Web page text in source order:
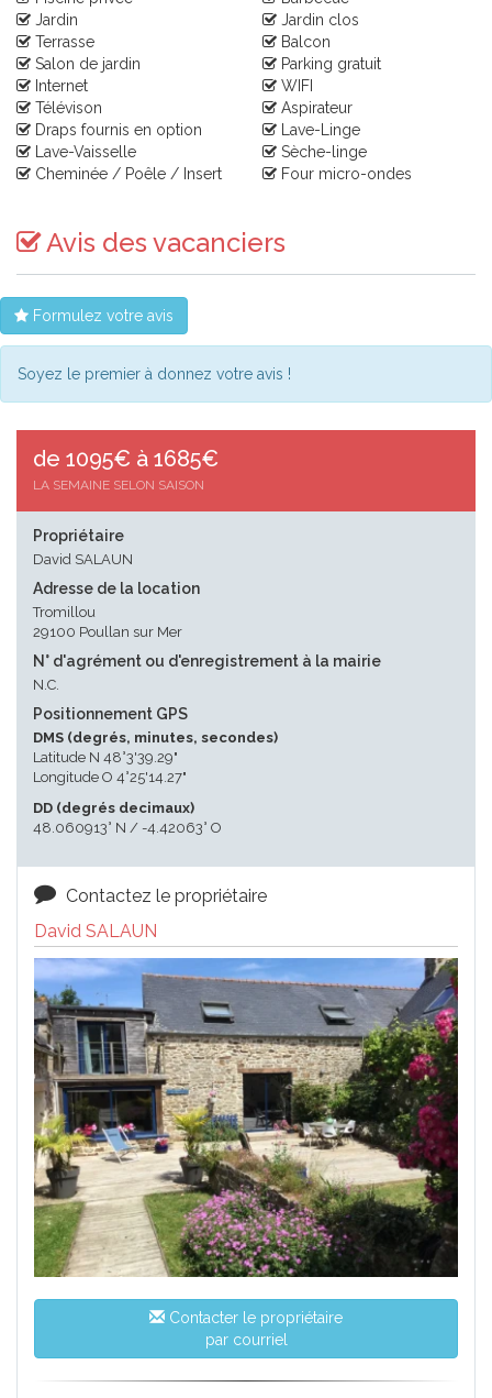
Jardin
Jardin clos
Terrasse
Balcon
Salon de jardin
Parking gratuit
Internet
WIFI
Télévison
Aspirateur
Draps fournis en option
Lave-Linge
Lave-Vaisselle
Sèche-linge
Cheminée / Poêle / Insert
Four micro-ondes
Avis des vacanciers
Formulez votre avis
Soyez le premier à donnez votre avis !
de 1095€ à 1685€
LA SEMAINE SELON SAISON
Propriétaire
David SALAUN
Adresse de la location
Tromillou
29100 Poullan sur Mer
N° d'agrément ou d'enregistrement à la mairie
N.C.
Positionnement GPS
DMS (degrés, minutes, secondes)
Latitude N 48°3'39.29"
Longitude O 4°25'14.27"
DD (degrés decimaux)
48.060913° N / -4.42063° O
Contactez le propriétaire
David SALAUN
Contacter le propriétaire
par courriel